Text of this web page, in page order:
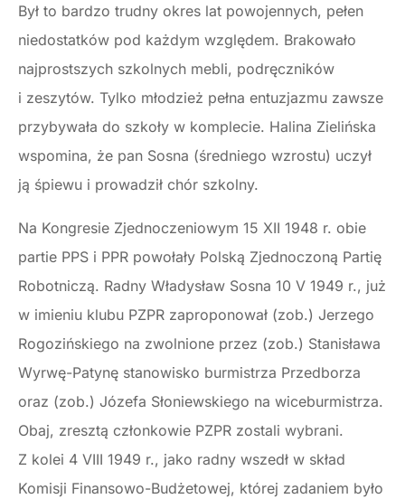
Był to bardzo trudny okres lat powojennych, pełen
niedostatków pod każdym względem. Brakowało
najprostszych szkolnych mebli, podręczników
i zeszytów. Tylko młodzież pełna entuzjazmu zawsze
przybywała do szkoły w komplecie. Halina Zielińska
wspomina, że pan Sosna (średniego wzrostu) uczył
ją śpiewu i prowadził chór szkolny.
Na Kongresie Zjednoczeniowym 15 XII 1948 r. obie
partie PPS i PPR powołały Polską Zjednoczoną Partię
Robotniczą. Radny Władysław Sosna 10 V 1949 r., już
w imieniu klubu PZPR zaproponował (zob.) Jerzego
Rogozińskiego na zwolnione przez (zob.) Stanisława
Wyrwę-Patynę stanowisko burmistrza Przedborza
oraz (zob.) Józefa Słoniewskiego na wiceburmistrza.
Obaj, zresztą członkowie PZPR zostali wybrani.
Z kolei 4 VIII 1949 r., jako radny wszedł w skład
Komisji Finansowo-Budżetowej, której zadaniem było